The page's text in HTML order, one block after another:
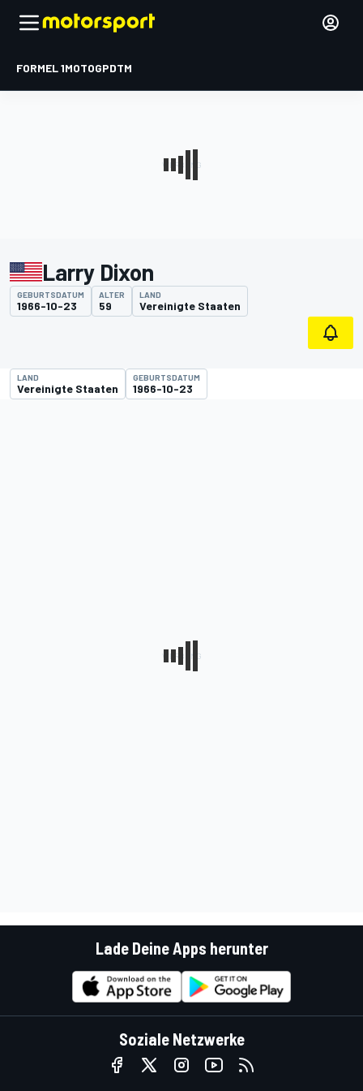
FORMEL 1MOTOGPDTM
Larry Dixon
GEBURTSDATUM
1966-10-23
ALTER
59
LAND
Vereinigte Staaten
LAND
Vereinigte Staaten
GEBURTSDATUM
1966-10-23
Lade Deine Apps herunter
Soziale Netzwerke